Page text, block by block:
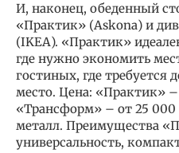
И, наконец, обеденный
«Практик» (Askona) и
(IKEA). «Практик»
где нужно экономить
гостиных, где требуется
место. Цена: «Практик» –
«Трансформ» – от 25 000
металл. Преимущества
универсальность,